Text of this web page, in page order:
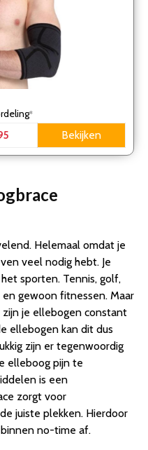
*
Bekijken
Helemaal omdat je
veel nodig hebt. Je
sporten. Tennis, golf,
gewoon fitnessen. Maar
je ellebogen constant
ellebogen kan dit dus
zijn er tegenwoordig
elleboog pijn te
is een
zorgt voor
juiste plekken. Hierdoor
no-time af.